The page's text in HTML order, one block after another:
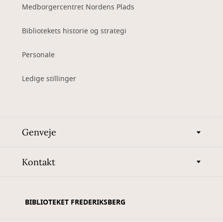
Medborgercentret Nordens Plads
Bibliotekets historie og strategi
Personale
Ledige stillinger
Genveje
Kontakt
BIBLIOTEKET FREDERIKSBERG